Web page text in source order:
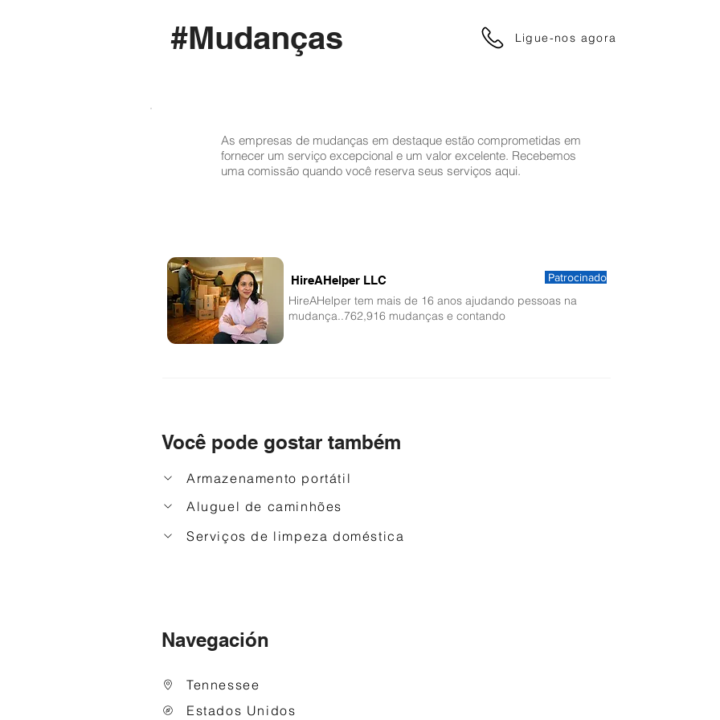
#Mudanças Ligue-nos agora
As empresas de mudanças em destaque estão comprometidas em
fornecer um serviço excepcional e um valor excelente. Recebemos
uma comissão quando você reserva seus serviços aqui.
HireAHelper LLC Patrocinado
HireAHelper tem mais de 16 anos ajudando pessoas na
mudança..762,916 mudanças e contando
Você pode gostar também
Armazenamento portátil
Aluguel de caminhões
Serviços de limpeza doméstica
Navegación
Tennessee
Estados Unidos